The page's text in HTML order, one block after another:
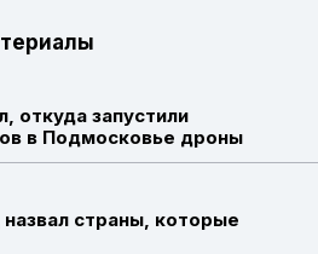
откуда запустили
в Подмосковье дроны
страны, которые